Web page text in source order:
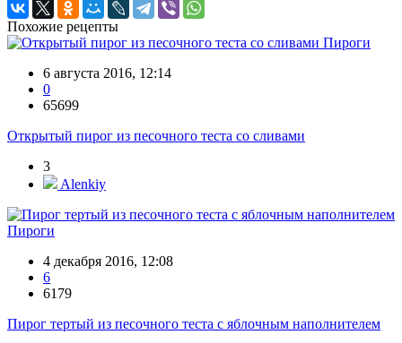
Похожие рецепты
Пироги
6 августа 2016, 12:14
0
65699
Открытый пирог из песочного теста со сливами
3
Alenkiy
Пироги
4 декабря 2016, 12:08
6
6179
Пирог тертый из песочного теста с яблочным наполнителем